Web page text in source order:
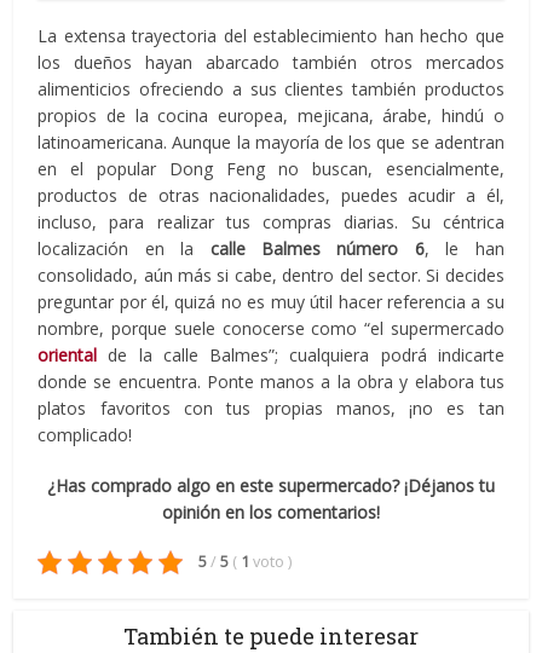
La extensa trayectoria del establecimiento han hecho que
los dueños hayan abarcado también otros mercados
alimenticios ofreciendo a sus clientes también productos
propios de la cocina europea, mejicana, árabe, hindú o
latinoamericana. Aunque la mayoría de los que se adentran
en el popular Dong Feng no buscan, esencialmente,
productos de otras nacionalidades, puedes acudir a él,
incluso, para realizar tus compras diarias. Su céntrica
localización en la calle Balmes número 6, le han
consolidado, aún más si cabe, dentro del sector. Si decides
preguntar por él, quizá no es muy útil hacer referencia a su
nombre, porque suele conocerse como “el supermercado
oriental de la calle Balmes”; cualquiera podrá indicarte
donde se encuentra. Ponte manos a la obra y elabora tus
platos favoritos con tus propias manos, ¡no es tan
complicado!
¿Has comprado algo en este supermercado? ¡Déjanos tu
opinión en los comentarios!
5/ 5 ( 1 voto )
También te puede interesar